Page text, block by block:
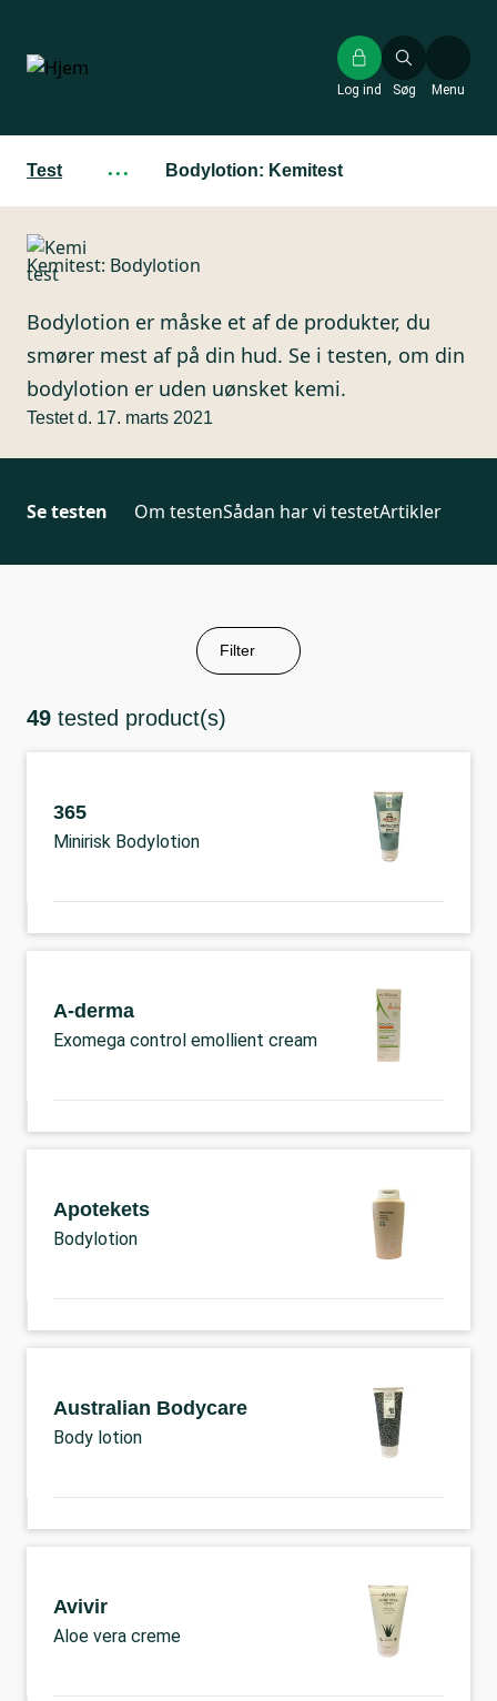
hovedindhold
Søg
Log ind Menu
Test ··· Bodylotion: Kemitest
Kemitest: Bodylotion
Bodylotion er måske et af de produkter, du
smører mest af på din hud. Se i testen, om din
bodylotion er uden uønsket kemi.
Testet d. 17. marts 2021
Se testen Om testenSådan har vi testetArtikler
Filter
49 tested product(s)
365
Minirisk Bodylotion
A-derma
Exomega control emollient cream
Apotekets
Bodylotion
Australian Bodycare
Body lotion
Avivir
Aloe vera creme